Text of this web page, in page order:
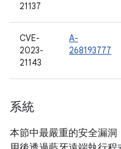
21137
CVE-
2023-
21143
A-
268193777
系統
本節中最嚴重的安全漏